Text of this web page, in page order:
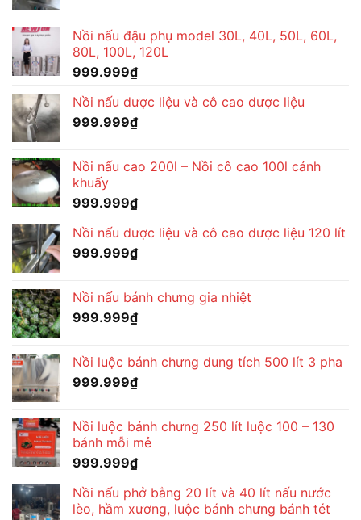
Nồi nấu đậu phụ model 30L, 40L, 50L, 60L,
80L, 100L, 120L
999.999₫
Nồi nấu dược liệu và cô cao dược liệu
999.999₫
Nồi nấu cao 200l – Nồi cô cao 100l cánh
khuấy
999.999₫
Nồi nấu dược liệu và cô cao dược liệu 120 lít
999.999₫
Nồi nấu bánh chưng gia nhiệt
999.999₫
Nồi luộc bánh chưng dung tích 500 lít 3 pha
999.999₫
Nồi luộc bánh chưng 250 lít luộc 100 – 130
bánh mỗi mẻ
999.999₫
Nồi nấu phở bằng 20 lít và 40 lít nấu nước
lèo, hầm xương, luộc bánh chưng bánh tét